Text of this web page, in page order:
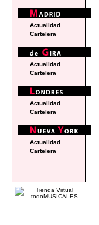
Actualidad
Cartelera
Actualidad
Cartelera
Actualidad
Cartelera
Actualidad
Cartelera